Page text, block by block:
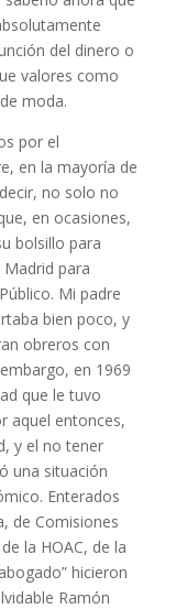
del dinero o
valores como
moda.
por el
en la mayoría de
no solo no
en ocasiones,
bolsillo para
para
Mi padre
bien poco, y
obreros con
en 1969
que le tuvo
aquel entonces,
y el no tener
una situación
Enterados
de Comisiones
la HOAC, de la
hicieron
Ramón